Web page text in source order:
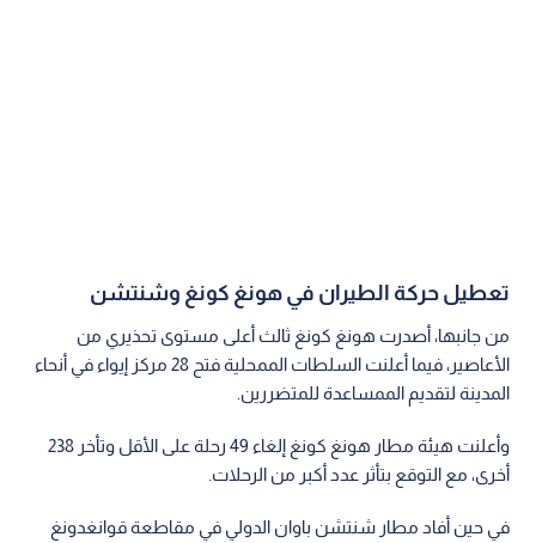
تعطيل حركة الطيران في هونغ كونغ وشنتشن
من جانبها، أصدرت هونغ كونغ ثالث أعلى مستوى تحذيري من
الأعاصير، فيما أعلنت السلطات الممحلية فتح 28 مركز إيواء في أنحاء
المدينة لتقديم الممساعدة للمتضررين.
وأعلنت هيئة مطار هونغ كونغ إلغاء 49 رحلة على الأقل وتأخر 238
أخرى، مع التوقع بتأثر عدد أكبر من الرحلات.
في حين أفاد مطار شنتشن باوان الدولي في مقاطعة قوانغدونغ